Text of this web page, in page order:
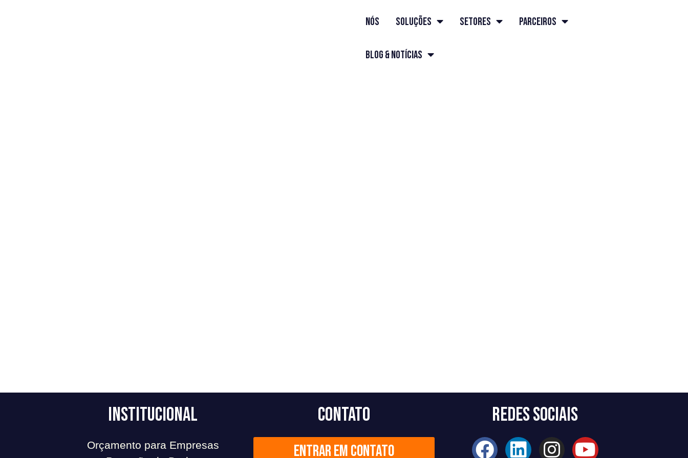
nós Soluções Setores Parceiros
Blog & Notícias
Institucional
Orçamento para Empresas
Contato
Entrar em contato
Redes Sociais
F
L
I
Y